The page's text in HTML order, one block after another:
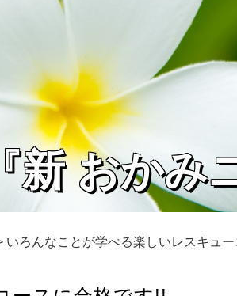
おかみ
いろんなことが学べる楽しいレスキュ